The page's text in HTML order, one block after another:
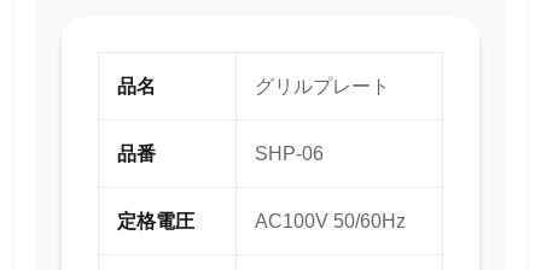
品名 グリルプレート
品番 SHP-06
定格電圧 AC100V 50/60Hz